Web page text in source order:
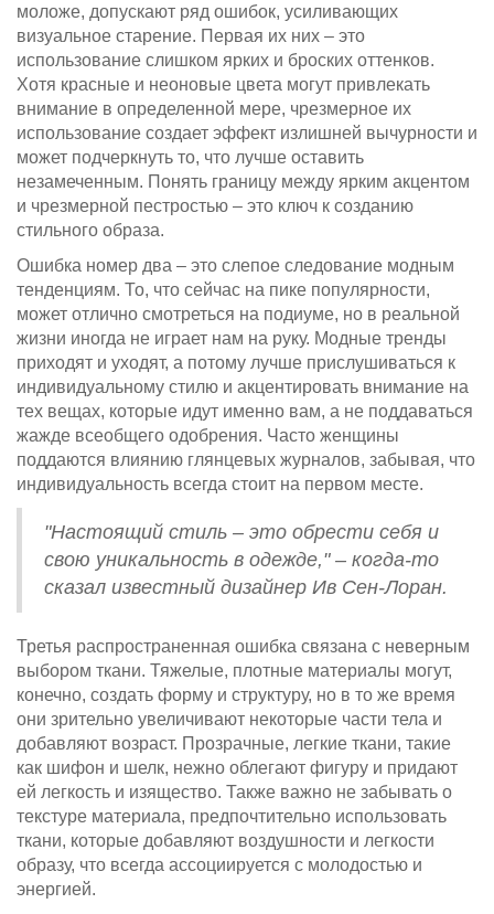
моложе, допускают ряд ошибок, усиливающих
визуальное старение. Первая их них – это
использование слишком ярких и броских оттенков.
Хотя красные и неоновые цвета могут привлекать
внимание в определенной мере, чрезмерное их
использование создает эффект излишней вычурности и
может подчеркнуть то, что лучше оставить
незамеченным. Понять границу между ярким акцентом
и чрезмерной пестростью – это ключ к созданию
стильного образа.
Ошибка номер два – это слепое следование модным
тенденциям. То, что сейчас на пике популярности,
может отлично смотреться на подиуме, но в реальной
жизни иногда не играет нам на руку. Модные тренды
приходят и уходят, а потому лучше прислушиваться к
индивидуальному стилю и акцентировать внимание на
тех вещах, которые идут именно вам, а не поддаваться
жажде всеобщего одобрения. Часто женщины
поддаются влиянию глянцевых журналов, забывая, что
индивидуальность всегда стоит на первом месте.
"Настоящий стиль – это обрести себя и
свою уникальность в одежде," – когда-то
сказал известный дизайнер Ив Сен-Лоран.
Третья распространенная ошибка связана с неверным
выбором ткани. Тяжелые, плотные материалы могут,
конечно, создать форму и структуру, но в то же время
они зрительно увеличивают некоторые части тела и
добавляют возраст. Прозрачные, легкие ткани, такие
как шифон и шелк, нежно облегают фигуру и придают
ей легкость и изящество. Также важно не забывать о
текстуре материала, предпочтительно использовать
ткани, которые добавляют воздушности и легкости
образу, что всегда ассоциируется с молодостью и
энергией.